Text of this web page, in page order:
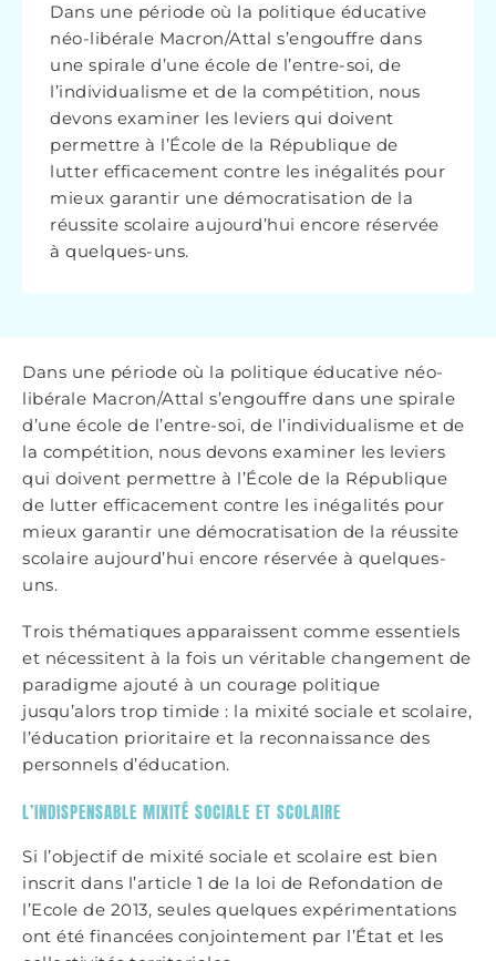
Dans une période où la politique éducative
néo-libérale Macron/Attal s’engouffre dans
une spirale d’une école de l’entre-soi, de
l’individualisme et de la compétition, nous
devons examiner les leviers qui doivent
permettre à l’École de la République de
lutter efficacement contre les inégalités pour
mieux garantir une démocratisation de la
réussite scolaire aujourd’hui encore réservée
à quelques-uns.
Dans une période où la politique éducative néo-
libérale Macron/Attal s’engouffre dans une spirale
d’une école de l’entre-soi, de l’individualisme et de
la compétition, nous devons examiner les leviers
qui doivent permettre à l’École de la République
de lutter efficacement contre les inégalités pour
mieux garantir une démocratisation de la réussite
scolaire aujourd’hui encore réservée à quelques-
uns.
Trois thématiques apparaissent comme essentiels
et nécessitent à la fois un véritable changement de
paradigme ajouté à un courage politique
jusqu’alors trop timide : la mixité sociale et scolaire,
l’éducation prioritaire et la reconnaissance des
personnels d’éducation.
L’INDISPENSABLE MIXITÉ SOCIALE ET SCOLAIRE
Si l’objectif de mixité sociale et scolaire est bien
inscrit dans l’article 1 de la loi de Refondation de
l’Ecole de 2013, seules quelques expérimentations
ont été financées conjointement par l’État et les